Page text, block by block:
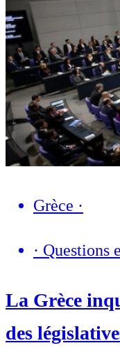
Grèce ·
· Questions
La Grèce
des